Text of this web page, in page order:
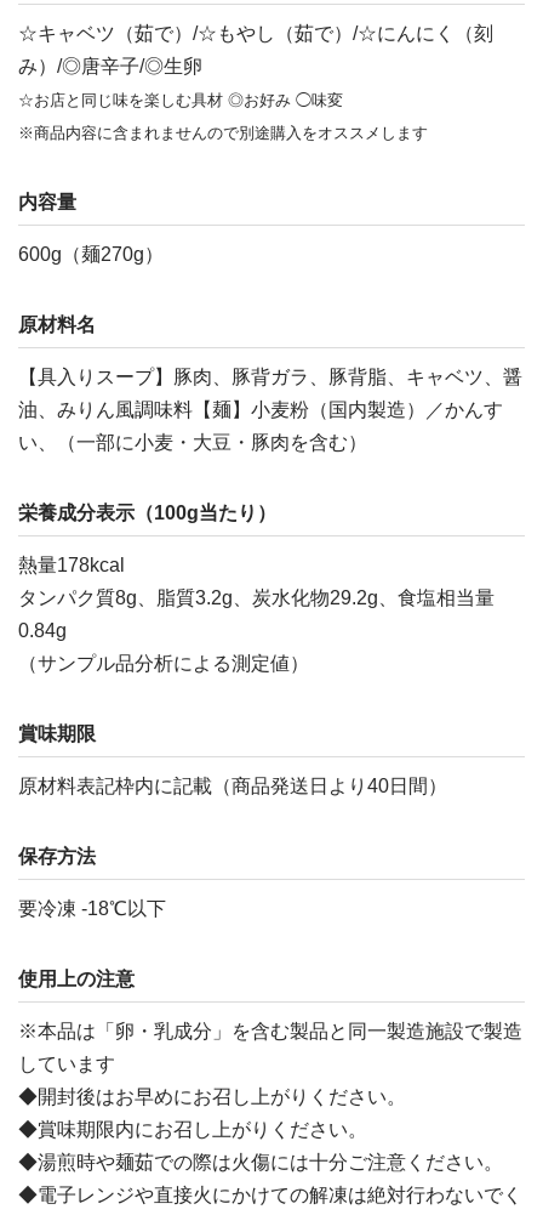
☆キャベツ（茹で）/☆もやし（茹で）/☆にんにく（刻
み）/◎唐辛子/◎生卵
☆お店と同じ味を楽しむ具材 ◎お好み ◯味変
※商品内容に含まれませんので別途購入をオススメします
内容量
600g（麺270g）
原材料名
【具入りスープ】豚肉、豚背ガラ、豚背脂、キャベツ、醤
油、みりん風調味料【麺】小麦粉（国内製造）／かんす
い、（一部に小麦・大豆・豚肉を含む）
栄養成分表示（100g当たり）
熱量178kcal
タンパク質8g、脂質3.2g、炭水化物29.2g、食塩相当量
0.84g
（サンプル品分析による測定値）
賞味期限
原材料表記枠内に記載（商品発送日より40日間）
保存方法
要冷凍 -18℃以下
使用上の注意
※本品は「卵・乳成分」を含む製品と同一製造施設で製造
しています
◆開封後はお早めにお召し上がりください。
◆賞味期限内にお召し上がりください。
◆湯煎時や麺茹での際は火傷には十分ご注意ください。
◆電子レンジや直接火にかけての解凍は絶対行わないでく